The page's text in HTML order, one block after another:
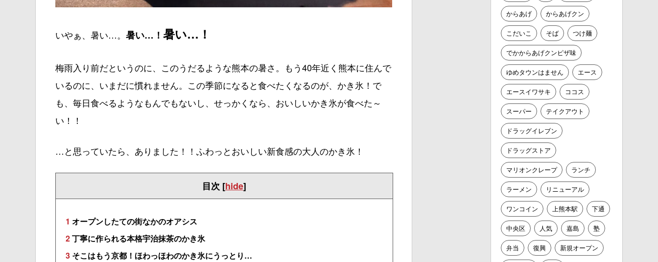
いやぁ、暑い…。 暑い…！ 暑い…！
梅雨入り前だというのに、このうだるような熊本の暑さ。もう40年近く熊本に住んで
いるのに、いまだに慣れません。この季節になると食べたくなるのが、かき氷！で
も、毎日食べるようなもんでもないし、せっかくなら、おいしいかき氷が食べた～
い！！
…と思っていたら、ありました！！ふわっとおいしい新食感の大人のかき氷！
目次 [hide]
1 オープンしたての街なかのオアシス
2丁寧に作られる本格宇治抹茶のかき氷
3 そこはもう京都！ほわっほわのかき氷にうっとり…
からあげ からあげクン
こだいこ そば つけ麺
でかからあげクンピザ味
ゆめタウンはません エース
エースイワサキ ココス
スーパー テイクアウト
ドラッグイレブン
ドラッグストア
マリオンクレープ ランチ
ラーメン リニューアル
ワンコイン 上熊本駅 下通
中央区 人気 嘉島 塾
弁当 復興 新規オープン